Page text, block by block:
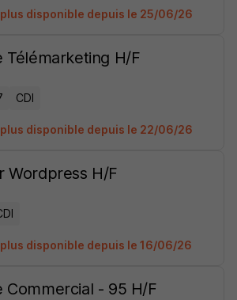
plus disponible depuis le 25/06/26
Télémarketing H/F
CDI
plus disponible depuis le 22/06/26
Wordpress H/F
plus disponible depuis le 16/06/26
Commercial - 95 H/F